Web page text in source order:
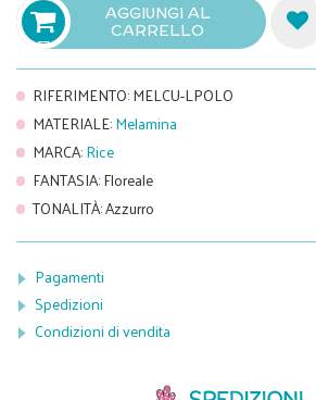

AGGIUNGI AL
CARRELLO
RIFERIMENTO:MELCU-LPOLO
MATERIALE:Melamina
MARCA:Rice
FANTASIA:Floreale
TONALITÀ:Azzurro
Pagamenti
Spedizioni
Condizioni di vendita